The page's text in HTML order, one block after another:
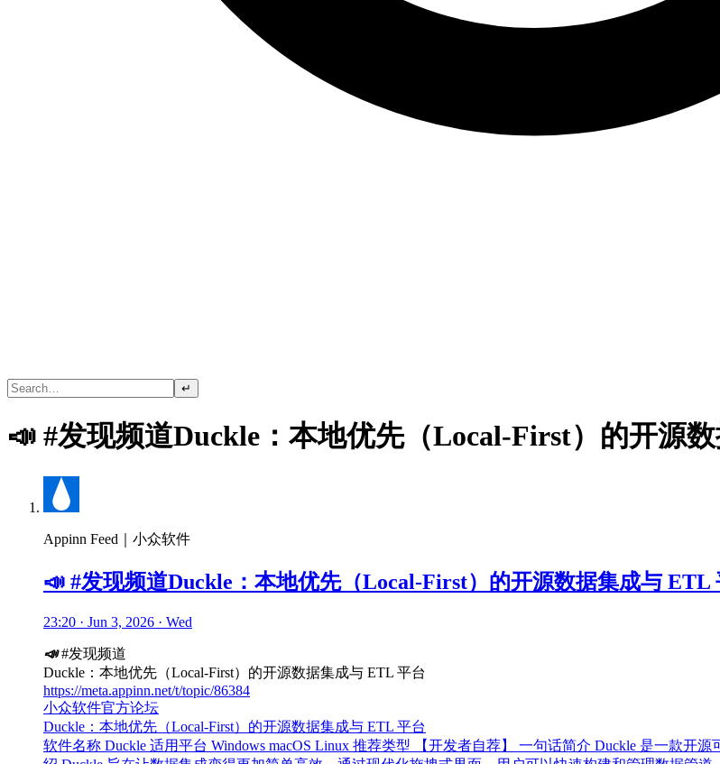
↵
📣 #发现频道Duckle：本地优先（Local-First）的开源
Appinn Feed｜小众软件
📣 #发现频道Duckle：本地优先（Local-First）的开源数据集成与 ETL
23:20 · Jun 3, 2026 · Wed
📣#发现频道
Duckle：本地优先（Local-First）的开源数据集成与 ETL 平台
https://meta.appinn.net/t/topic/86384
小众软件官方论坛
Duckle：本地优先（Local-First）的开源数据集成与 ETL 平台
软件名称 Duckle 适用平台 Windows macOS Linux 推荐类型 【开发者自荐】 一句话简介 Duckle 是一款开